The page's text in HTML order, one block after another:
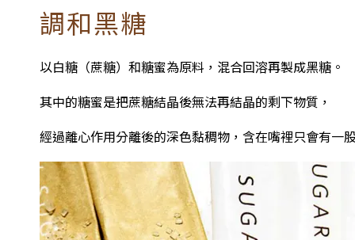
調和黑糖
以白糖（蔗糖）和糖蜜為原料，混合回溶再製成黑糖。
其中的糖蜜是把蔗糖結晶後無法再結晶的剩下物質，
經過離心作用分離後的深色黏稠物，含在嘴裡只會有一